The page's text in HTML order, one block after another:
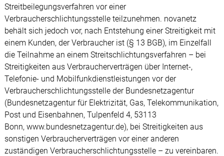
Streitbeilegungsverfahren vor einer
Verbraucherschlichtungsstelle teilzunehmen. novanetz
behält sich jedoch vor, nach Entstehung einer Streitigkeit mit
einem Kunden, der Verbraucher ist (§ 13 BGB), im Einzelfall
die Teilnahme an einem Streitschlichtungsverfahren – bei
Streitigkeiten aus Verbraucherverträgen über Internet-,
Telefonie- und Mobilfunkdienstleistungen vor der
Verbraucherschlichtungsstelle der Bundesnetzagentur
(Bundesnetzagentur für Elektrizität, Gas, Telekommunikation,
Post und Eisenbahnen, Tulpenfeld 4, 53113
Bonn, www.bundesnetzagentur.de), bei Streitigkeiten aus
sonstigen Verbraucherverträgen vor einer anderen
zuständigen Verbraucherschlichtungsstelle – zu vereinbaren.